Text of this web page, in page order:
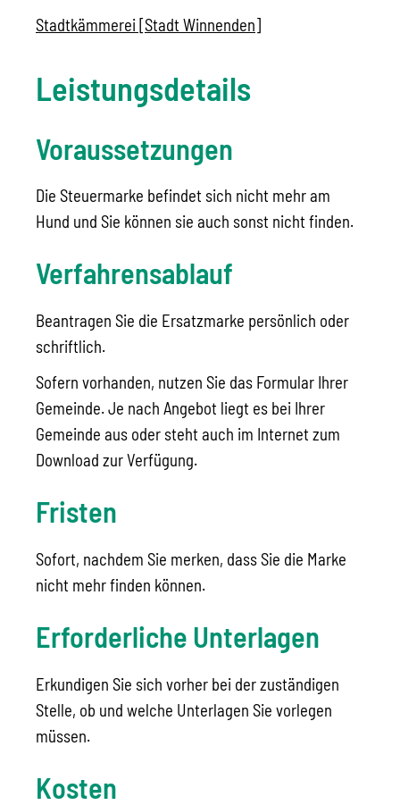
Stadtkämmerei [Stadt Winnenden]
Leistungsdetails
Voraussetzungen
Die Steuermarke befindet sich nicht mehr am
Hund und Sie können sie auch sonst nicht finden.
Verfahrensablauf
Beantragen Sie die Ersatzmarke persönlich oder
schriftlich.
Sofern vorhanden, nutzen Sie das Formular Ihrer
Gemeinde. Je nach Angebot liegt es bei Ihrer
Gemeinde aus oder steht auch im Internet zum
Download zur Verfügung.
Fristen
Sofort, nachdem Sie merken, dass Sie die Marke
nicht mehr finden können.
Erforderliche Unterlagen
Erkundigen Sie sich vorher bei der zuständigen
Stelle, ob und welche Unterlagen Sie vorlegen
müssen.
Kosten